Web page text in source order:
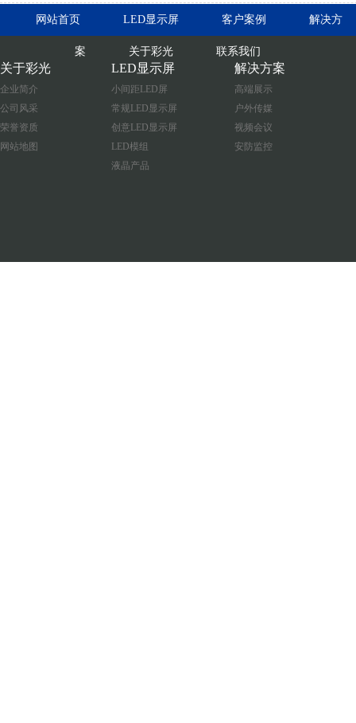
网站首页 LED显示屏 客户案例 解决方
案 关于彩光 联系我们
关于彩光
企业简介
公司风采
荣誉资质
网站地图
LED显示屏
小间距LED屏
常规LED显示屏
创意LED显示屏
LED模组
液晶产品
解决方案
高端展示
户外传媒
视频会议
安防监控